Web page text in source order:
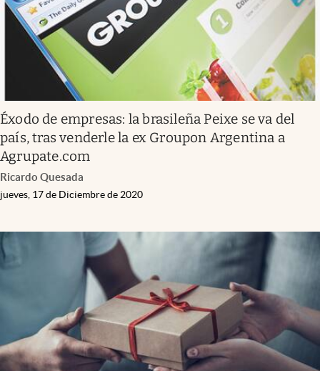
Éxodo de empresas: la brasileña Peixe se va del
país, tras venderle la ex Groupon Argentina a
Agrupate.com
Ricardo Quesada
jueves, 17 de Diciembre de 2020